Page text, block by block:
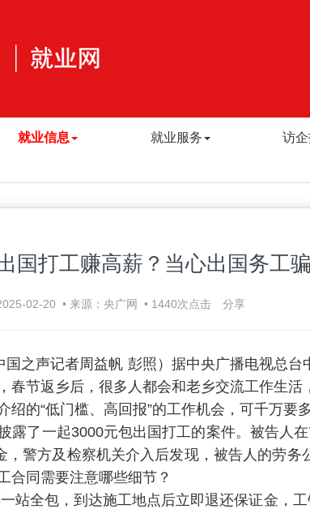
就业信息 就业服务 访
国打工赚高薪？当心出国务工
02-20 • 来源：央广网 • 1440次点击 分享
之声记者周益帆 彭照）据中央广播电视总台
春节返乡后，很多人都会和老乡交流工作生活
的“低门槛、高回报”的工作机会，可千万要
露了一起3000元包出国打工的案件。被告人
警方及检察机关介入后发现，被告人的劳务
合同需要注意哪些细节？
站全包，到达施工地点后立即退还保证金，